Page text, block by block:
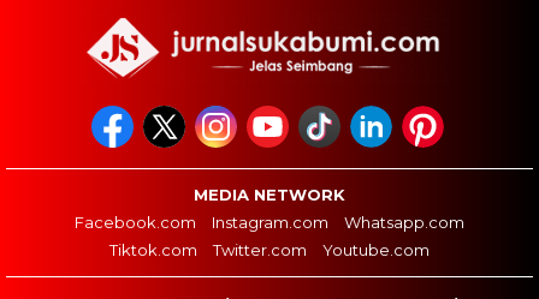
MEDIA NETWORK
Facebook.com
Instagram.com
Whatsapp.com
Tiktok.com
Twitter.com Youtube.com